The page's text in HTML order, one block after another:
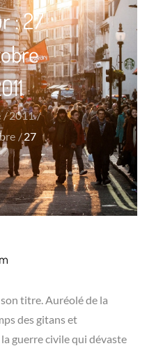
:27
2011
27
titre. Auréolé de la
des gitans et
guerre civile qui dévaste